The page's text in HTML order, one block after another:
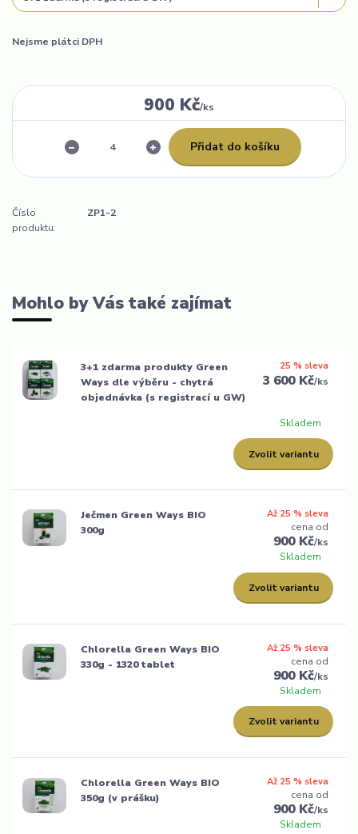
Nejsme plátci DPH
900 Kč/ks
Přidat do košíku
Číslo
produktu:
ZP1-2
Mohlo by Vás také zajímat
3+1 zdarma produkty Green
Ways dle výběru - chytrá
objednávka (s registrací u GW)
25 % sleva
3 600 Kč/ks
Skladem
Zvolit variantu
Ječmen Green Ways BIO
300g
Až 25 % sleva
cena od
900 Kč/ks
Skladem
Zvolit variantu
Chlorella Green Ways BIO
330g - 1320 tablet
Až 25 % sleva
cena od
900 Kč/ks
Skladem
Zvolit variantu
Chlorella Green Ways BIO
350g (v prášku)
Až 25 % sleva
cena od
900 Kč/ks
Skladem